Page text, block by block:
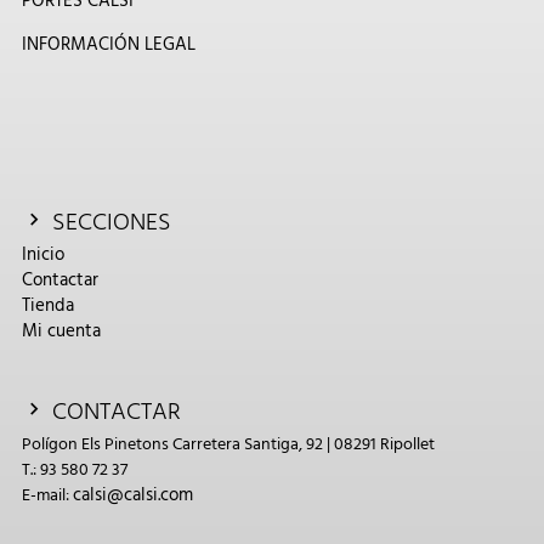
INFORMACIÓN LEGAL
SECCIONES
Inicio
Contactar
Tienda
Mi cuenta
CONTACTAR
Polígon Els Pinetons Carretera Santiga, 92 | 08291 Ripollet
T.: 93 580 72 37
E-mail:calsi@calsi.com